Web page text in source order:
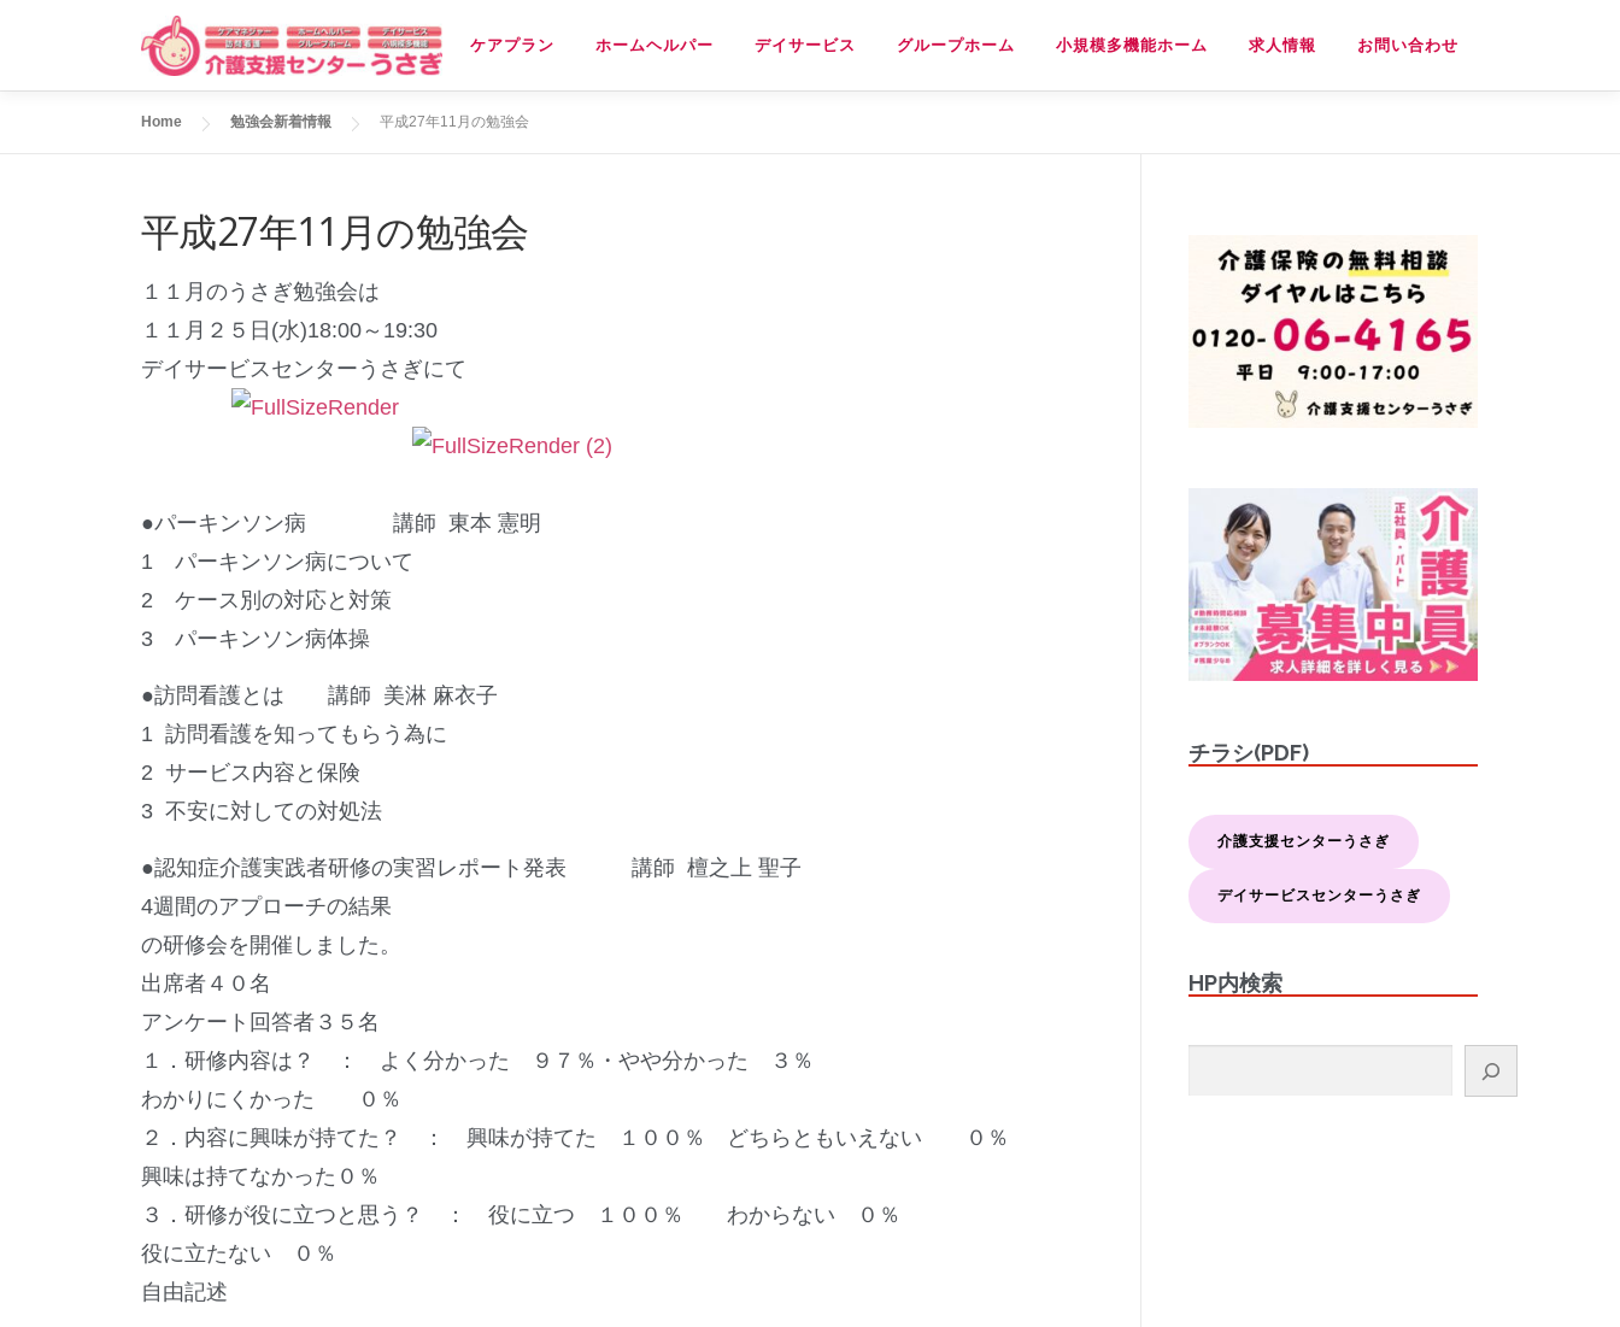
テ
ケアプラン ホームヘルパー デイサービス グループホーム 小規模多機能ホーム 求人情報 お問い合わせ
Home 勉強会新着情報 平成27年11月の勉強会
平成27年11月の勉強会
１１月のうさぎ勉強会は
１１月２５日(水)18:00～19:30
デイサービスセンターうさぎにて
●パーキンソン病 講師 東本 憲明
1 パーキンソン病について
2 ケース別の対応と対策
3 パーキンソン病体操
●訪問看護とは 講師 美淋 麻衣子
1 訪問看護を知ってもらう為に
2 サービス内容と保険
3 不安に対しての対処法
●認知症介護実践者研修の実習レポート発表 講師 檀之上 聖子
4週間のアプローチの結果
の研修会を開催しました。
出席者４０名
アンケート回答者３５名
１．研修内容は？ ： よく分かった ９７％・やや分かった ３％
わかりにくかった ０％
２．内容に興味が持てた？ ： 興味が持てた １００％ どちらともいえない ０％
興味は持てなかった０％
３．研修が役に立つと思う？ ： 役に立つ １００％ わからない ０％
役に立たない ０％
自由記述
チラシ(PDF)
介護支援センターうさぎ
デイサービスセンターうさぎ
HP内検索